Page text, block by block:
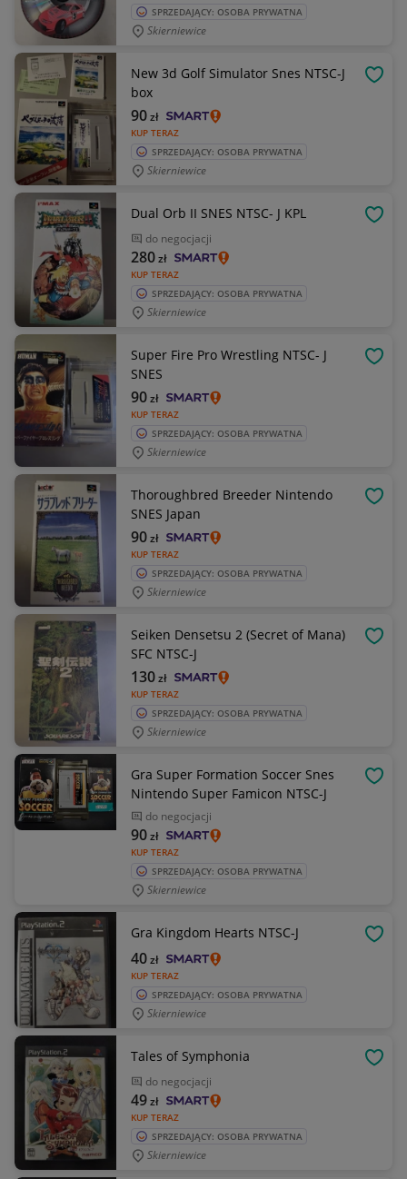
SPRZEDAJĄCY: OSOBA PRYWATNA
Skierniewice
New 3d Golf Simulator Snes NTSC-J
box
KUP TERAZ
90zł
SPRZEDAJĄCY: OSOBA PRYWATNA
Skierniewice
Dual Orb II SNES NTSC- J KPL
do negocjacji
KUP TERAZ
280zł
SPRZEDAJĄCY: OSOBA PRYWATNA
Skierniewice
Super Fire Pro Wrestling NTSC- J
SNES
KUP TERAZ
90zł
SPRZEDAJĄCY: OSOBA PRYWATNA
Skierniewice
Thoroughbred Breeder Nintendo
SNES Japan
KUP TERAZ
90zł
SPRZEDAJĄCY: OSOBA PRYWATNA
Skierniewice
Seiken Densetsu 2 (Secret of Mana)
SFC NTSC-J
KUP TERAZ
130zł
SPRZEDAJĄCY: OSOBA PRYWATNA
Skierniewice
Gra Super Formation Soccer Snes
Nintendo Super Famicon NTSC-J
do negocjacji
KUP TERAZ
90zł
SPRZEDAJĄCY: OSOBA PRYWATNA
Skierniewice
Gra Kingdom Hearts NTSC-J
KUP TERAZ
40zł
SPRZEDAJĄCY: OSOBA PRYWATNA
Skierniewice
Tales of Symphonia
do negocjacji
KUP TERAZ
49zł
SPRZEDAJĄCY: OSOBA PRYWATNA
Skierniewice